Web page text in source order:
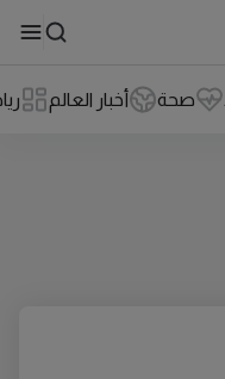
صحة أخبار العالم